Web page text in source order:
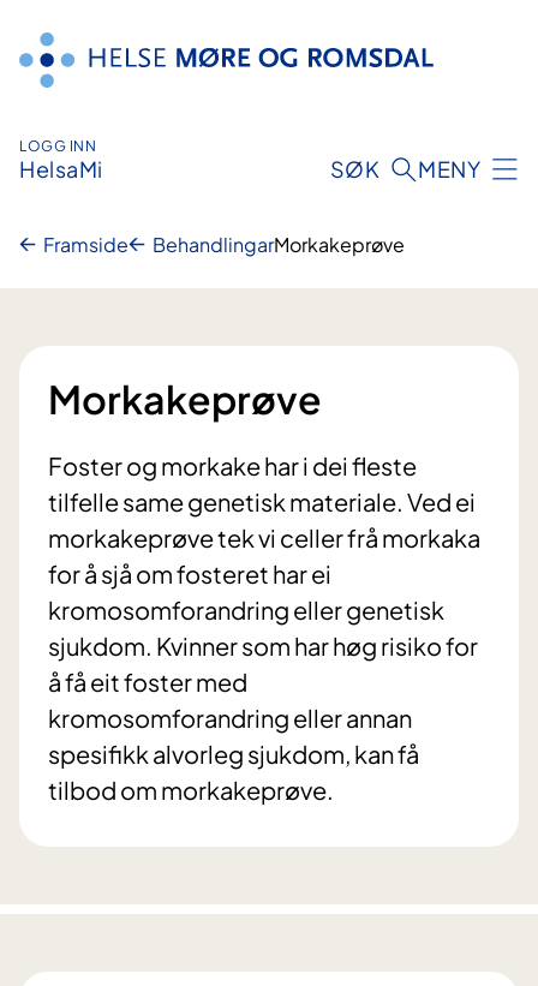
innhald
LOGG INN
HelsaMi SØK MENY
Framside BehandlingarMorkakeprøve
Morkakeprøve
Foster og morkake har i dei fleste
tilfelle same genetisk materiale. Ved ei
morkakeprøve tek vi celler frå morkaka
for å sjå om fosteret har ei
kromosomforandring eller genetisk
sjukdom. Kvinner som har høg risiko for
å få eit foster med
kromosomforandring eller annan
spesifikk alvorleg sjukdom, kan få
tilbod om morkakeprøve.